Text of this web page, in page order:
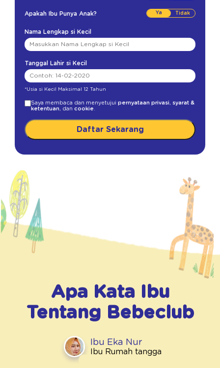
Apakah Ibu Punya Anak? Ya
Nama Lengkap si Kecil
Tanggal Lahir si Kecil
*Usia si Kecil Maksimal 12 Tahun
Saya membaca dan menyetujui pernyataan privasi, syarat &
ketentuan, dan cookie
Daftar Sekarang
Apa Kata Ibu
Tentang Bebeclub
Ibu Eka Nur
Ibu Rumah tangga